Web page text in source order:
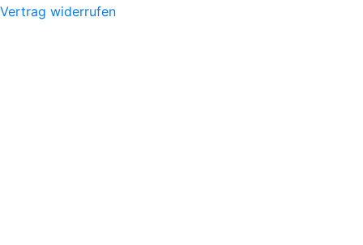
Vertrag widerrufen